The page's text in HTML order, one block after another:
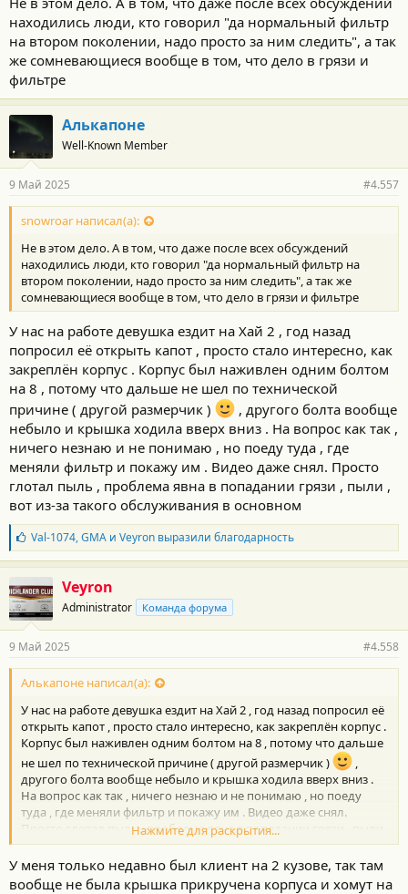
находились люди, кто говорил "да нормальный фильтр
на втором поколении, надо просто за ним следить", а так
же сомневающиеся вообще в том, что дело в грязи и
фильтре
Алькапоне
Well-Known Member
9 Май 2025 #4.557
snowroar написал(а):
Не в этом дело. А в том, что даже после всех обсуждений
находились люди, кто говорил "да нормальный фильтр на
втором поколении, надо просто за ним следить", а так же
сомневающиеся вообще в том, что дело в грязи и фильтре
У нас на работе девушка ездит на Хай 2 , год назад
попросил её открыть капот , просто стало интересно, как
закреплён корпус . Корпус был наживлен одним болтом
на 8 , потому что дальше не шел по технической
причине ( другой размерчик )
, другого болта вообще
небыло и крышка ходила вверх вниз . На вопрос как так ,
ничего незнаю и не понимаю , но поеду туда , где
меняли фильтр и покажу им . Видео даже снял. Просто
глотал пыль , проблема явна в попадании грязи , пыли ,
вот из-за такого обслуживания в основном
Б
л
а
о
д
а
н
о
с
и
:
Val-1074,GMAи Veyronвыразили благодарность
Veyron
Administrator Команда форума
9 Май 2025 #4.558
Алькапоне написал(а):
У нас на работе девушка ездит на Хай 2 , год назад попросил её
открыть капот , просто стало интересно, как закреплён корпус .
Корпус был наживлен одним болтом на 8 , потому что дальше
не шел по технической причине ( другой размерчик )
,
другого болта вообще небыло и крышка ходила вверх вниз .
На вопрос как так , ничего незнаю и не понимаю , но поеду
туда , где меняли фильтр и покажу им . Видео даже снял.
Просто глотал пыль , проблема явна в попадании грязи , пыли ,
вот из-за такого обслуживания в основном
Нажмите для раскрытия...
У меня только недавно был клиент на 2 кузове, так там
вообще не была крышка прикручена корпуса и хомут на